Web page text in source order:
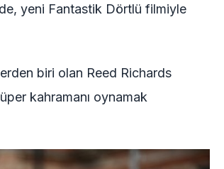
yeni Fantastik Dörtlü filmiyle
biri olan Reed Richards
kahramanı oynamak